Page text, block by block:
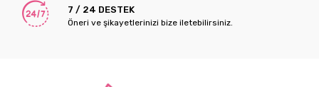
7 / 24 DESTEK
Öneri ve şikayetlerinizi bize iletebilirsiniz.